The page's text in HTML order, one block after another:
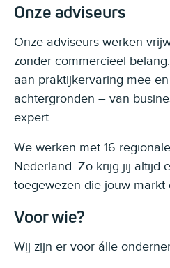
Onze adviseurs
Onze adviseurs werken
zonder commercieel
aan praktijkervaring mee
achtergronden – van
expert.
We werken met 16
Nederland. Zo krijg jij altijd
toegewezen die jouw markt
Voor wie?
Wij zijn er voor álle